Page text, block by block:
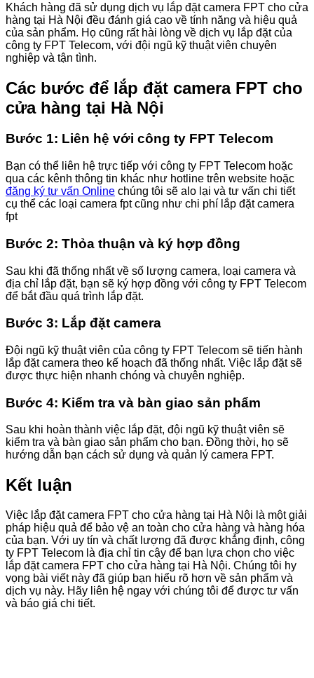
Khách hàng đã sử dụng dịch vụ lắp đặt camera FPT cho cửa
hàng tại Hà Nội đều đánh giá cao về tính năng và hiệu quả
của sản phẩm. Họ cũng rất hài lòng về dịch vụ lắp đặt của
công ty FPT Telecom, với đội ngũ kỹ thuật viên chuyên
nghiệp và tận tình.
Các bước để lắp đặt camera FPT cho
cửa hàng tại Hà Nội
Bước 1: Liên hệ với công ty FPT Telecom
Bạn có thể liên hệ trực tiếp với công ty FPT Telecom hoặc
qua các kênh thông tin khác như hotline trên website hoặc
đăng ký tư vấn Online chúng tôi sẽ alo lại và tư vấn chi tiết
cụ thể các loại camera fpt cũng như chi phí lắp đặt camera
fpt
Bước 2: Thỏa thuận và ký hợp đồng
Sau khi đã thống nhất về số lượng camera, loại camera và
địa chỉ lắp đặt, bạn sẽ ký hợp đồng với công ty FPT Telecom
để bắt đầu quá trình lắp đặt.
Bước 3: Lắp đặt camera
Đội ngũ kỹ thuật viên của công ty FPT Telecom sẽ tiến hành
lắp đặt camera theo kế hoạch đã thống nhất. Việc lắp đặt sẽ
được thực hiện nhanh chóng và chuyên nghiệp.
Bước 4: Kiểm tra và bàn giao sản phẩm
Sau khi hoàn thành việc lắp đặt, đội ngũ kỹ thuật viên sẽ
kiểm tra và bàn giao sản phẩm cho bạn. Đồng thời, họ sẽ
hướng dẫn bạn cách sử dụng và quản lý camera FPT.
Kết luận
Việc lắp đặt camera FPT cho cửa hàng tại Hà Nội là một giải
pháp hiệu quả để bảo vệ an toàn cho cửa hàng và hàng hóa
của bạn. Với uy tín và chất lượng đã được khẳng định, công
ty FPT Telecom là địa chỉ tin cậy để bạn lựa chọn cho việc
lắp đặt camera FPT cho cửa hàng tại Hà Nội. Chúng tôi hy
vọng bài viết này đã giúp bạn hiểu rõ hơn về sản phẩm và
dịch vụ này. Hãy liên hệ ngay với chúng tôi để được tư vấn
và báo giá chi tiết.